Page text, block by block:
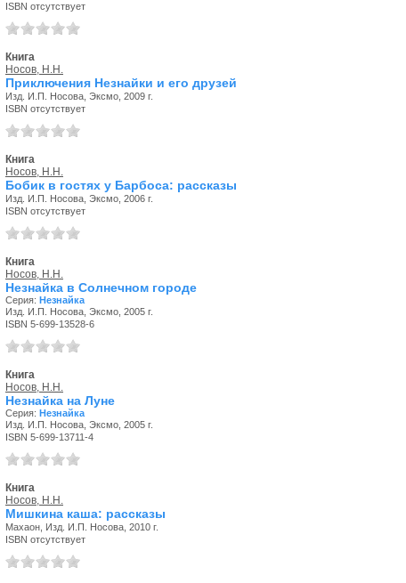
ISBN отсутствует
Книга
Носов, Н.Н.
Приключения Незнайки и его друзей
Изд. И.П. Носова, Эксмо, 2009 г.
ISBN отсутствует
Книга
Носов, Н.Н.
Бобик в гостях у Барбоса: рассказы
Изд. И.П. Носова, Эксмо, 2006 г.
ISBN отсутствует
Книга
Носов, Н.Н.
Незнайка в Солнечном городе
Серия: Незнайка
Изд. И.П. Носова, Эксмо, 2005 г.
ISBN 5-699-13528-6
Книга
Носов, Н.Н.
Незнайка на Луне
Серия: Незнайка
Изд. И.П. Носова, Эксмо, 2005 г.
ISBN 5-699-13711-4
Книга
Носов, Н.Н.
Мишкина каша: рассказы
Махаон, Изд. И.П. Носова, 2010 г.
ISBN отсутствует